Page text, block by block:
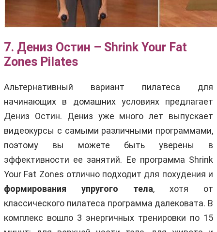
7. Дениз Остин – Shrink Your Fat
Zones Pilates
Альтернативный вариант пилатеса для
начинающих в домашних условиях предлагает
Дениз Остин. Дениз уже много лет выпускает
видеокурсы с самыми различными программами,
поэтому вы можете быть уверены в
эффективности ее занятий. Ее программа Shrink
Your Fat Zones отлично подходит для похудения и
формирования упругого тела, хотя от
классического пилатеса программа далековата. В
комплекс вошло 3 энергичных тренировки по 15